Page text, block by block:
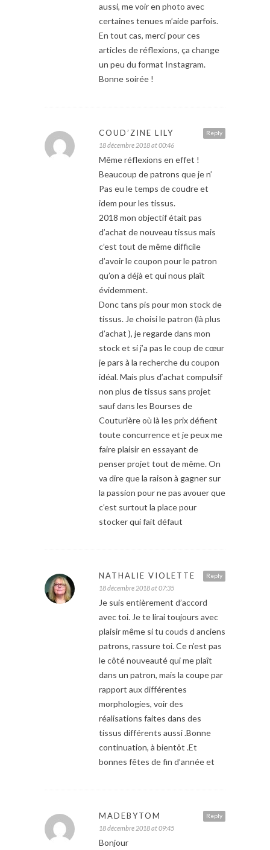
aussi, me voir en photo avec
certaines tenues m’aide parfois.
En tout cas, merci pour ces
articles de réflexions, ça change
un peu du format Instagram.
Bonne soirée !
Reply
COUD’ZINE LILY
18 décembre 2018 at 00:46
Même réflexions en effet !
Beaucoup de patrons que je n’
Pas eu le temps de coudre et
idem pour les tissus.
2018 mon objectif était pas
d’achat de nouveau tissus mais
c’est tout de même difficile
d’avoir le coupon pour le patron
qu’on a déjà et qui nous plaît
évidemment.
Donc tans pis pour mon stock de
tissus. Je choisi le patron (là plus
d’achat ), je regarde dans mon
stock et si j’a pas le coup de cœur
je pars à la recherche du coupon
idéal. Mais plus d’achat compulsif
non plus de tissus sans projet
sauf dans les Bourses de
Couturière où là les prix défient
toute concurrence et je peux me
faire plaisir en essayant de
penser projet tout de même. On
va dire que la raison à gagner sur
la passion pour ne pas avouer que
c’est surtout la place pour
stocker qui fait défaut
Reply
NATHALIE VIOLETTE
18 décembre 2018 at 07:35
Je suis entièrement d’accord
avec toi. Je te lirai toujours avec
plaisir même si tu couds d anciens
patrons, rassure toi. Ce n’est pas
le côté nouveauté qui me plaît
dans un patron, mais la coupe par
rapport aux différentes
morphologies, voir des
réalisations faites dans des
tissus différents aussi .Bonne
continuation, à bientôt .Et
bonnes fêtes de fin d’année et
Reply
MADEBYTOM
18 décembre 2018 at 09:45
Bonjour